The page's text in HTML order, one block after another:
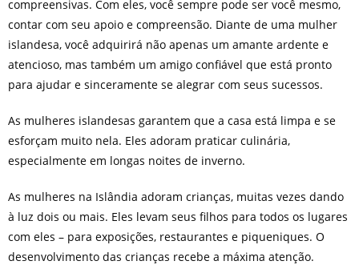
compreensivas. Com eles, você sempre pode ser você mesmo,
contar com seu apoio e compreensão. Diante de uma mulher
islandesa, você adquirirá não apenas um amante ardente e
atencioso, mas também um amigo confiável que está pronto
para ajudar e sinceramente se alegrar com seus sucessos.
As mulheres islandesas garantem que a casa está limpa e se
esforçam muito nela. Eles adoram praticar culinária,
especialmente em longas noites de inverno.
As mulheres na Islândia adoram crianças, muitas vezes dando
à luz dois ou mais. Eles levam seus filhos para todos os lugares
com eles – para exposições, restaurantes e piqueniques. O
desenvolvimento das crianças recebe a máxima atenção.